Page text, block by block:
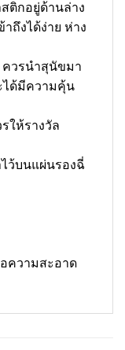
ติกอยู่ด้านล่าง
ถึงได้ง่าย ห่าง
ควรนำสุนัขมา
ได้มีความคุ้น
ให้รางวัล
ว้บนแผ่นรองฉี่
ความสะอาด